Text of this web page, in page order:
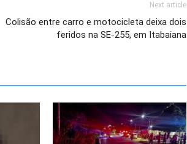
Next article
Colisão entre carro e motocicleta deixa dois
feridos na SE-255, em Itabaiana